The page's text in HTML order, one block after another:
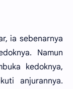
ia sebenarnya
Namun
kedoknya,
anjurannya.